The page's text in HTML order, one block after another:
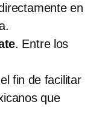
en
. Entre los
fin de facilitar
que